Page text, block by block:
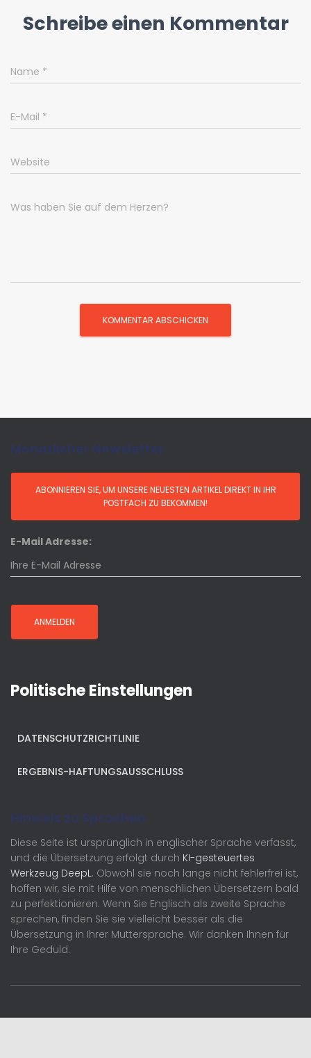
Schreibe einen Kommentar
Name *
E-Mail *
Website
Was haben Sie auf dem Herzen?
Monatlicher Newsletter
E-Mail Adresse:
Politische Einstellungen
DATENSCHUTZRICHTLINIE
ERGEBNIS-HAFTUNGSAUSSCHLUSS
Hinweis zu Sprachen
Diese Seite ist ursprünglich in englischer Sprache verfasst,
und die Übersetzung erfolgt durch KI-gesteuertes
Werkzeug DeepL. Obwohl sie noch lange nicht fehlerfrei ist,
hoffen wir, sie mit Hilfe von menschlichen Übersetzern bald
zu perfektionieren. Wenn Sie Englisch als zweite Sprache
sprechen, finden Sie sie vielleicht besser als die
Übersetzung in Ihrer Muttersprache. Wir danken Ihnen für
Ihre Geduld.